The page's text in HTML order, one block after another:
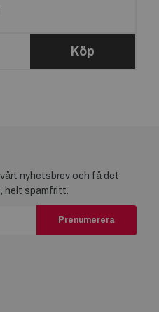
Köp
nyhetsbrev och få det
helt spamfritt.
Prenumerera